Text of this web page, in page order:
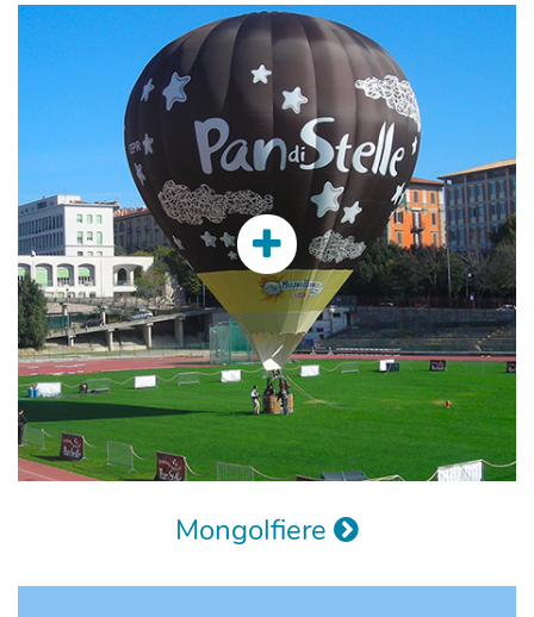
Mongolfiere